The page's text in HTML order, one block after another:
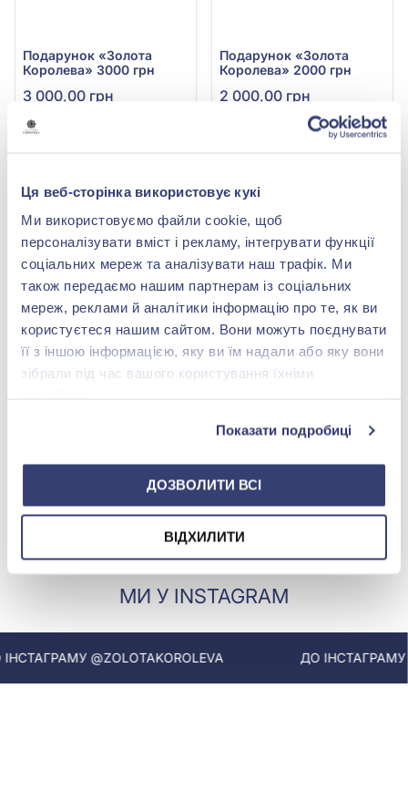
Ця веб-сторінка використовує кукі
Ми використовуємо файли cookie, щоб
персоналізувати вміст і рекламу, інтегрувати функції
соціальних мереж та аналізувати наш трафік. Ми
також передаємо нашим партнерам із соціальних
мереж, реклами й аналітики інформацію про те, як ви
користуєтеся нашим сайтом. Вони можуть поєднувати
її з іншою інформацією, яку ви їм надали або яку вони
зібрали під час вашого користування їхніми
Показати подробиці
ДОЗВОЛИТИ ВСІ
ВІДХИЛИТИ
Подарунок «Золота
Королева» 3000 грн
3 000,00 грн
(арт. Подарок 3000грн.
Золотая Королева)
Подарунок «Золота
Королева» 2000 грн
2 000,00 грн
(арт. Подарок 2000грн.
Золотая Королева)
Золотая Королева)
Купити
МИ У INSTAGRAM
@ZOLOTAKOROLEVA ДО ІНСТАГРАМУ